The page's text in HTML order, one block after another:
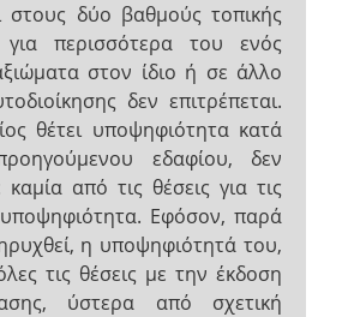
στους δύο βαθμούς τοπικής
για περισσότερα του ενός
στον ίδιο ή σε άλλο
δεν επιτρέπεται.
θέτει υποψηφιότητα κατά
εδαφίου, δεν
από τις θέσεις για τις
υποψηφιότητα. Εφόσον, παρά
η υποψηφιότητά του,
τις θέσεις με την έκδοση
ύστερα από σχετική